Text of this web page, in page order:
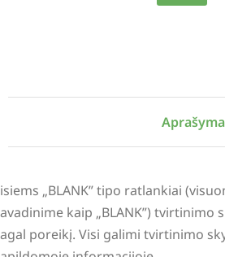
„BLANK” tipo ratlankiai
kaip „BLANK”) tvirtinimo
poreikį. Visi galimi tvirtinimo